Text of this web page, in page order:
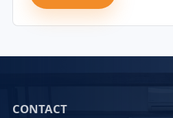
CONTACT